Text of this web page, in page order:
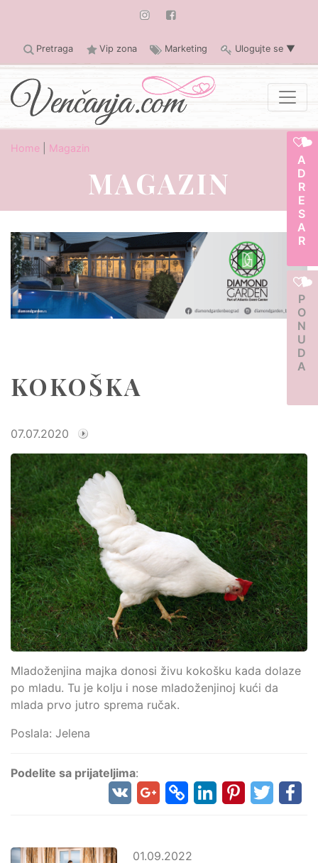
Pretraga Vip zona Marketing Ulogujte se ▼
ADRESAR
PONUDA
Home Magazin
MAGAZIN
KOKOŠKA
07.07.2020
Mladoženjina majka donosi živu kokošku kada dolaze
po mladu. Tu je kolju i nose mladoženjinoj kući da
mlada prvo jutro sprema ručak.
Poslala: Jelena
Podelite sa prijateljima:
01.09.2022